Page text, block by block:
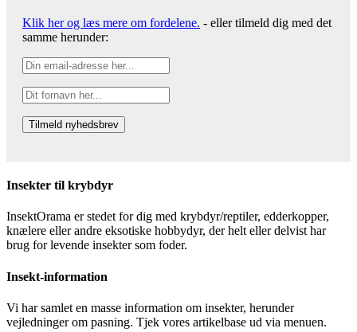
Klik her og læs mere om fordelene. - eller tilmeld dig med det
samme herunder:
Insekter til krybdyr
InsektOrama er stedet for dig med krybdyr/reptiler, edderkopper,
knælere eller andre eksotiske hobbydyr, der helt eller delvist har
brug for levende insekter som foder.
Insekt-information
Vi har samlet en masse information om insekter, herunder
vejledninger om pasning. Tjek vores artikelbase ud via menuen.